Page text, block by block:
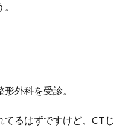
外科を受診。
るはずですけど、CTじ